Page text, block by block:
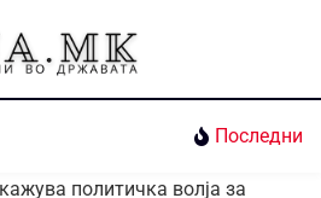
Последни